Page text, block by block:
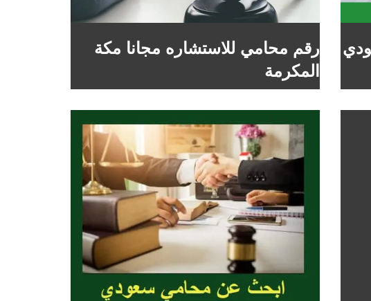
رقم محامي للاستشاره مجانا مكة
المكرمة